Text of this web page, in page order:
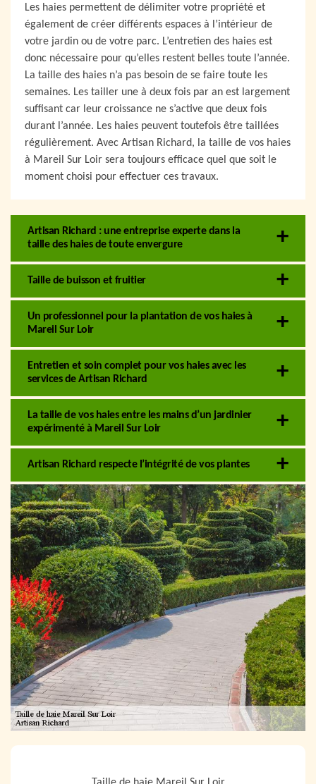
Les haies permettent de délimiter votre propriété et
également de créer différents espaces à l’intérieur de
votre jardin ou de votre parc. L’entretien des haies est
donc nécessaire pour qu’elles restent belles toute l’année.
La taille des haies n’a pas besoin de se faire toute les
semaines. Les tailler une à deux fois par an est largement
suffisant car leur croissance ne s’active que deux fois
durant l’année. Les haies peuvent toutefois être taillées
régulièrement. Avec Artisan Richard, la taille de vos haies
à Mareil Sur Loir sera toujours efficace quel que soit le
moment choisi pour effectuer ces travaux.
Artisan Richard : une entreprise experte dans la
taille des haies de toute envergure
Taille de buisson et fruitier
Un professionnel pour la plantation de vos haies à
Mareil Sur Loir
Entretien et soin complet pour vos haies avec les
services de Artisan Richard
La taille de vos haies entre les mains d’un jardinier
expérimenté à Mareil Sur Loir
Artisan Richard respecte l’intégrité de vos plantes